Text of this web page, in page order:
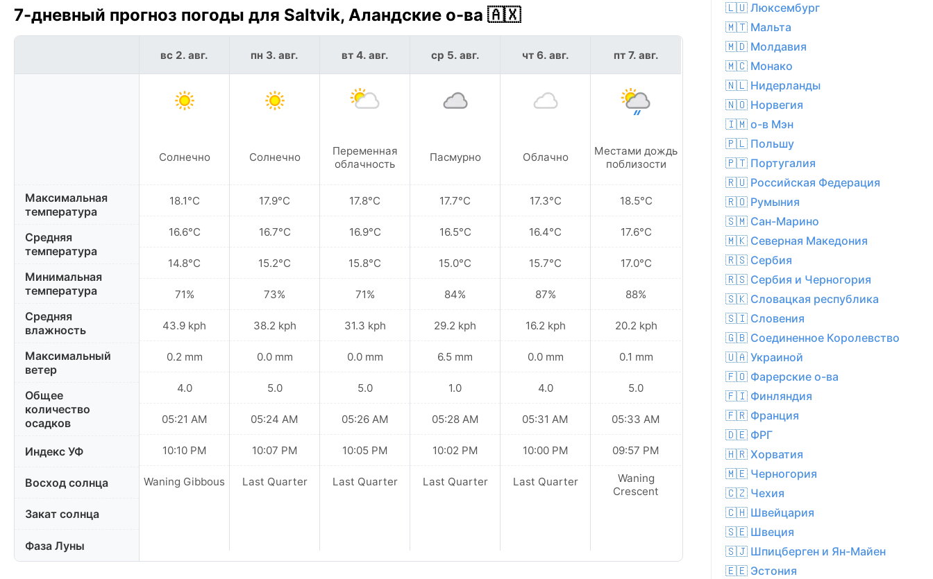
7-дневный прогноз погоды для Saltvik, Аландские о-ва 🇦🇽
Максимальная
температура
Средняя
температура
Минимальная
температура
Средняя
влажность
Максимальный
ветер
Общее
количество
осадков
Индекс УФ
Восход солнца
Закат солнца
Фаза Луны
вс 2. авг.
Солнечно
18.1°C
16.6°C
14.8°C
71%
43.9 kph
0.2 mm
4.0
05:21 AM
10:10 PM
Waning Gibbous
пн 3. авг.
Солнечно
17.9°C
16.7°C
15.2°C
73%
38.2 kph
0.0 mm
5.0
05:24 AM
10:07 PM
Last Quarter
вт 4. авг.
Переменная
облачность
17.8°C
16.9°C
15.8°C
71%
31.3 kph
0.0 mm
5.0
05:26 AM
10:05 PM
Last Quarter
ср 5. авг.
Пасмурно
17.7°C
16.5°C
15.0°C
84%
29.2 kph
6.5 mm
1.0
05:28 AM
10:02 PM
Last Quarter
чт 6. авг.
Облачно
17.3°C
16.4°C
15.7°C
87%
16.2 kph
0.0 mm
4.0
05:31 AM
10:00 PM
Last Quarter
пт 7. авг.
Местами дождь
поблизости
18.5°C
17.6°C
17.0°C
88%
20.2 kph
0.1 mm
5.0
05:33 AM
09:57 PM
Waning
Crescent
🇱🇺 Люксембург
🇲🇹 Мальта
🇲🇩 Молдавия
🇲🇨 Монако
🇳🇱 Нидерланды
🇳🇴 Норвегия
🇮🇲 о-в Мэн
🇵🇱 Польшу
🇵🇹 Португалия
🇷🇺 Российская Федерация
🇷🇴 Румыния
🇸🇲 Сан-Марино
🇲🇰 Северная Македония
🇷🇸 Сербия
🇷🇸 Сербия и Черногория
🇸🇰 Словацкая республика
🇸🇮 Словения
🇬🇧 Соединенное Королевство
🇺🇦 Украиной
🇫🇴 Фарерские о-ва
🇫🇮 Финляндия
🇫🇷 Франция
🇩🇪 ФРГ
🇭🇷 Хорватия
🇲🇪 Черногория
🇨🇿 Чехия
🇨🇭 Швейцария
🇸🇪 Швеция
🇸🇯 Шпицберген и Ян-Майен
🇪🇪 Эстония